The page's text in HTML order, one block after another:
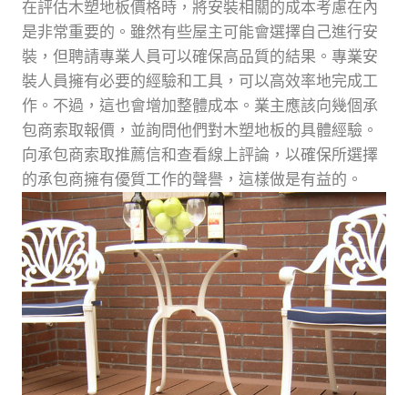
在評估木塑地板價格時，將安裝相關的成本考慮在內
是非常重要的。雖然有些屋主可能會選擇自己進行安
裝，但聘請專業人員可以確保高品質的結果。專業安
裝人員擁有必要的經驗和工具，可以高效率地完成工
作。不過，這也會增加整體成本。業主應該向幾個承
包商索取報價，並詢問他們對木塑地板的具體經驗。
向承包商索取推薦信和查看線上評論，以確保所選擇
的承包商擁有優質工作的聲譽，這樣做是有益的。